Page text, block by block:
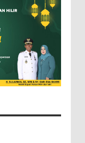
Dibalik